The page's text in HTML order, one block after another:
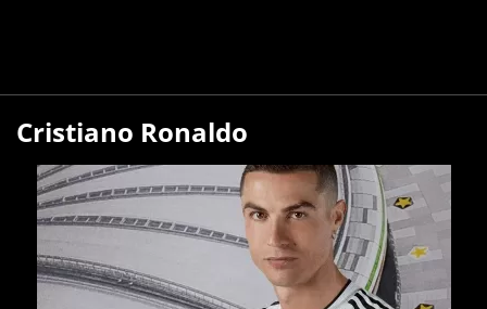
Cristiano Ronaldo